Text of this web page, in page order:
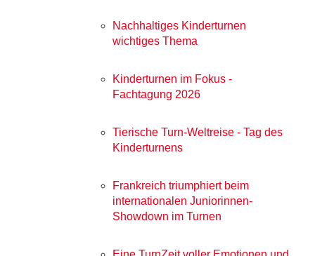
Nachhaltiges Kinderturnen
wichtiges Thema
Kinderturnen im Fokus -
Fachtagung 2026
Tierische Turn-Weltreise - Tag des
Kinderturnens
Frankreich triumphiert beim
internationalen Juniorinnen-
Showdown im Turnen